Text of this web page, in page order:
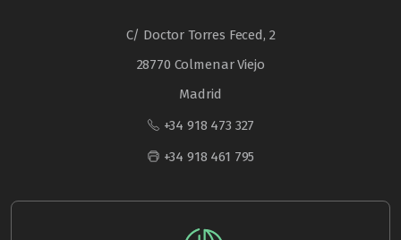
C/ Doctor Torres Feced, 2
28770 Colmenar Viejo
Madrid
+34 918 473 327
+34 918 461 795